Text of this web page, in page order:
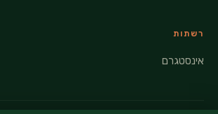
רשתות
אינסטגרם